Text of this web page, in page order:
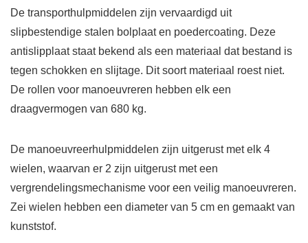
De transporthulpmiddelen zijn vervaardigd uit
slipbestendige stalen bolplaat en poedercoating. Deze
antislipplaat staat bekend als een materiaal dat bestand is
tegen schokken en slijtage. Dit soort materiaal roest niet.
De rollen voor manoeuvreren hebben elk een
draagvermogen van 680 kg.
De manoeuvreerhulpmiddelen zijn uitgerust met elk 4
wielen, waarvan er 2 zijn uitgerust met een
vergrendelingsmechanisme voor een veilig manoeuvreren.
Zei wielen hebben een diameter van 5 cm en gemaakt van
kunststof.